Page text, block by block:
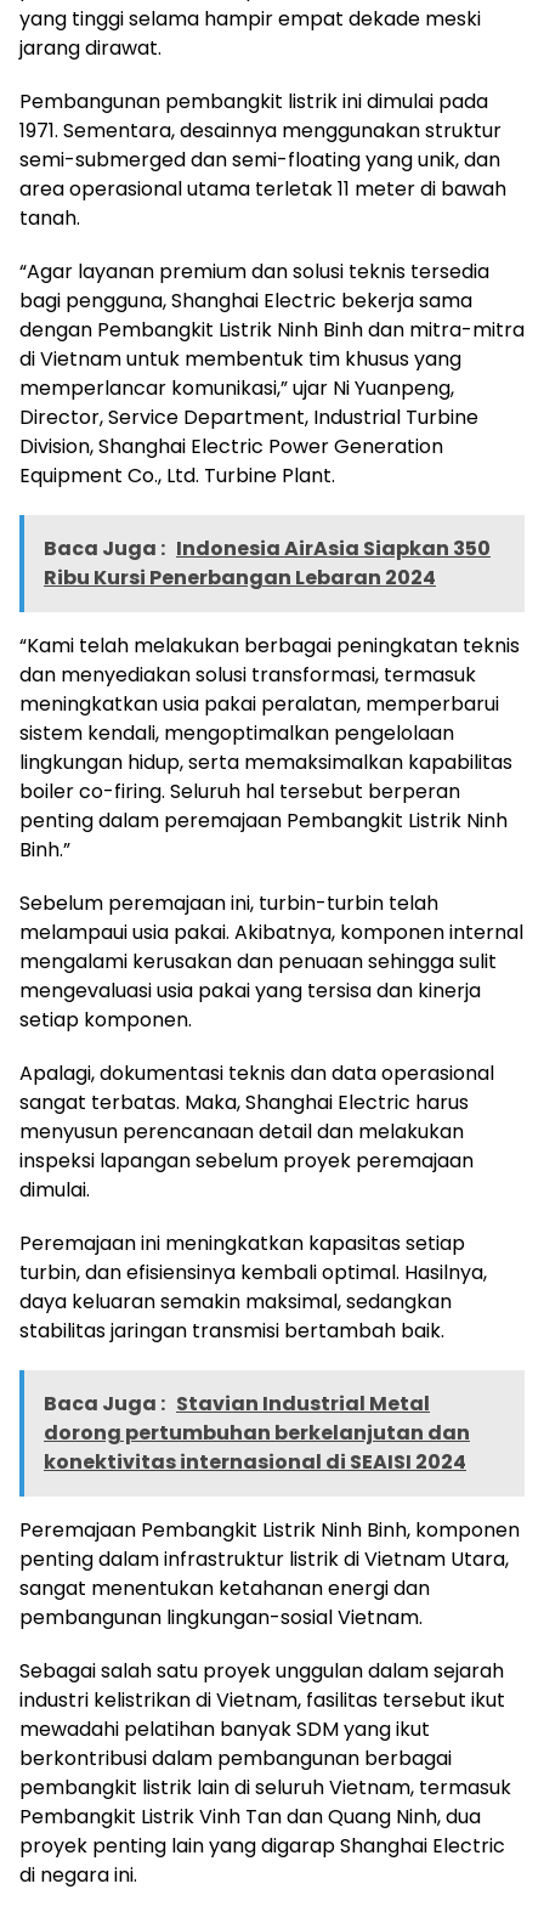
yang tinggi selama hampir empat dekade meski
jarang dirawat.
Pembangunan pembangkit listrik ini dimulai pada
1971. Sementara, desainnya menggunakan struktur
semi-submerged dan semi-floating yang unik, dan
area operasional utama terletak 11 meter di bawah
tanah.
“Agar layanan premium dan solusi teknis tersedia
bagi pengguna, Shanghai Electric bekerja sama
dengan Pembangkit Listrik Ninh Binh dan mitra-mitra
di Vietnam untuk membentuk tim khusus yang
memperlancar komunikasi,” ujar Ni Yuanpeng,
Director, Service Department, Industrial Turbine
Division, Shanghai Electric Power Generation
Equipment Co., Ltd. Turbine Plant.
Baca Juga : Indonesia AirAsia Siapkan 350
Ribu Kursi Penerbangan Lebaran 2024
“Kami telah melakukan berbagai peningkatan teknis
dan menyediakan solusi transformasi, termasuk
meningkatkan usia pakai peralatan, memperbarui
sistem kendali, mengoptimalkan pengelolaan
lingkungan hidup, serta memaksimalkan kapabilitas
boiler co-firing. Seluruh hal tersebut berperan
penting dalam peremajaan Pembangkit Listrik Ninh
Binh.”
Sebelum peremajaan ini, turbin-turbin telah
melampaui usia pakai. Akibatnya, komponen internal
mengalami kerusakan dan penuaan sehingga sulit
mengevaluasi usia pakai yang tersisa dan kinerja
setiap komponen.
Apalagi, dokumentasi teknis dan data operasional
sangat terbatas. Maka, Shanghai Electric harus
menyusun perencanaan detail dan melakukan
inspeksi lapangan sebelum proyek peremajaan
dimulai.
Peremajaan ini meningkatkan kapasitas setiap
turbin, dan efisiensinya kembali optimal. Hasilnya,
daya keluaran semakin maksimal, sedangkan
stabilitas jaringan transmisi bertambah baik.
Baca Juga : Stavian Industrial Metal
dorong pertumbuhan berkelanjutan dan
konektivitas internasional di SEAISI 2024
Peremajaan Pembangkit Listrik Ninh Binh, komponen
penting dalam infrastruktur listrik di Vietnam Utara,
sangat menentukan ketahanan energi dan
pembangunan lingkungan-sosial Vietnam.
Sebagai salah satu proyek unggulan dalam sejarah
industri kelistrikan di Vietnam, fasilitas tersebut ikut
mewadahi pelatihan banyak SDM yang ikut
berkontribusi dalam pembangunan berbagai
pembangkit listrik lain di seluruh Vietnam, termasuk
Pembangkit Listrik Vinh Tan dan Quang Ninh, dua
proyek penting lain yang digarap Shanghai Electric
di negara ini.